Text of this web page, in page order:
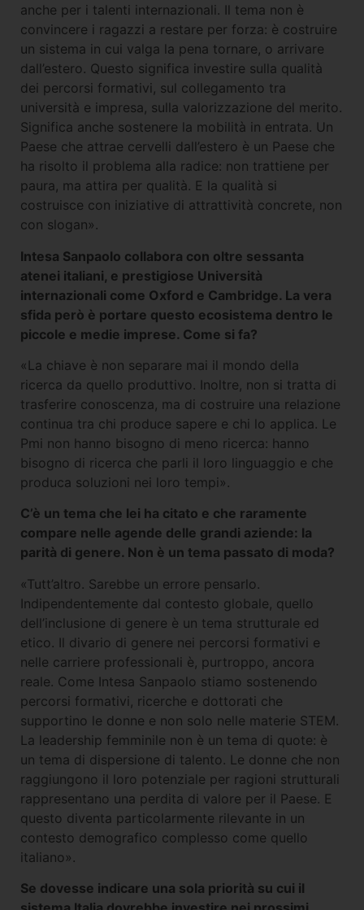
anche per i talenti internazionali. Il tema non è
convincere i ragazzi a restare per forza: è costruire
un sistema in cui valga la pena tornare, o arrivare
dall’estero. Questo significa investire sulla qualità
dei percorsi formativi, sul collegamento tra
università e impresa, sulla valorizzazione del merito.
Significa anche sostenere la mobilità in entrata. Un
Paese che attrae cervelli dall’estero è un Paese che
ha risolto il problema alla radice: non trattiene per
paura, ma attira per qualità. E la qualità si
costruisce con iniziative di attrattività concrete, non
con slogan».
Intesa Sanpaolo collabora con oltre sessanta
atenei italiani, e prestigiose Università
internazionali come Oxford e Cambridge. La vera
sfida però è portare questo ecosistema dentro le
piccole e medie imprese. Come si fa?
«La chiave è non separare mai il mondo della
ricerca da quello produttivo. Inoltre, non si tratta di
trasferire conoscenza, ma di costruire una relazione
continua tra chi produce sapere e chi lo applica. Le
Pmi non hanno bisogno di meno ricerca: hanno
bisogno di ricerca che parli il loro linguaggio e che
produca soluzioni nei loro tempi».
C’è un tema che lei ha citato e che raramente
compare nelle agende delle grandi aziende: la
parità di genere. Non è un tema passato di moda?
«Tutt’altro. Sarebbe un errore pensarlo.
Indipendentemente dal contesto globale, quello
dell’inclusione di genere è un tema strutturale ed
etico. Il divario di genere nei percorsi formativi e
nelle carriere professionali è, purtroppo, ancora
reale. Come Intesa Sanpaolo stiamo sostenendo
percorsi formativi, ricerche e dottorati che
supportino le donne e non solo nelle materie STEM.
La leadership femminile non è un tema di quote: è
un tema di dispersione di talento. Le donne che non
raggiungono il loro potenziale per ragioni strutturali
rappresentano una perdita di valore per il Paese. E
questo diventa particolarmente rilevante in un
contesto demografico complesso come quello
italiano».
Se dovesse indicare una sola priorità su cui il